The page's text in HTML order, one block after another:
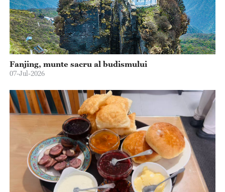
Fanjing, munte sacru al budismului
07-Jul-2026